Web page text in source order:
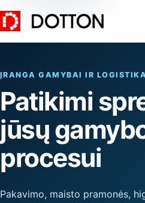
ĮRANGA GAMYBAI IR
Patikimi
jūsų
procesui
Pakavimo, maisto pramonės,